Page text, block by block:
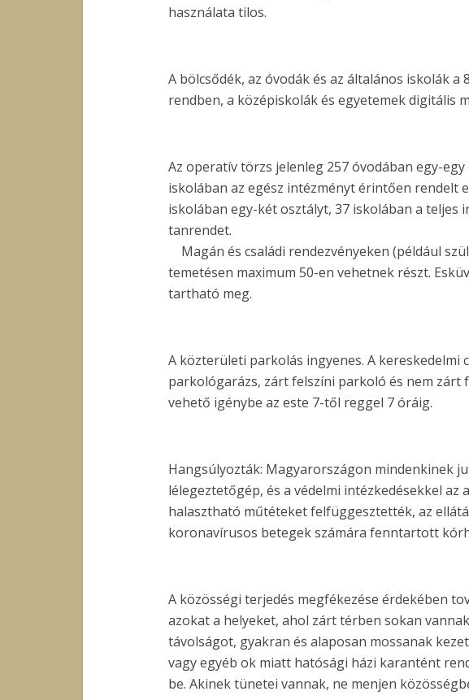
használata tilos.
A bölcsődék, az óvodák és az általános iskolák a
rendben, a középiskolák és egyetemek digitális
Az operatív törzs jelenleg 257 óvodában egy-
iskolában az egész intézményt érintően rendelt
iskolában egy-két osztályt, 37 iskolában a teljes
tanrendet.
Magán és családi rendezvényeken (például
temetésen maximum 50-en vehetnek részt.
tartható meg.
A közterületi parkolás ingyenes. A kereskedelmi
parkológarázs, zárt felszíni parkoló és nem zárt
vehető igénybe az este 7-től reggel 7 óráig.
Hangsúlyozták: Magyarországon mindenkinek
lélegeztetőgép, és a védelmi intézkedésekkel az
halasztható műtéteket felfüggesztették, az
koronavírusos betegek számára fenntartott
A közösségi terjedés megfékezése érdekében
azokat a helyeket, ahol zárt térben sokan
távolságot, gyakran és alaposan mossanak
vagy egyéb ok miatt hatósági házi karantént
be. Akinek tünetei vannak, ne menjen